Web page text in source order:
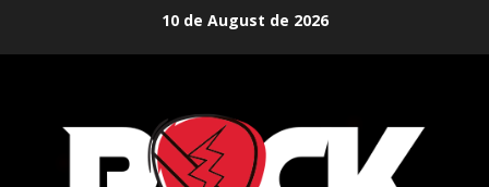
10 de August de 2026